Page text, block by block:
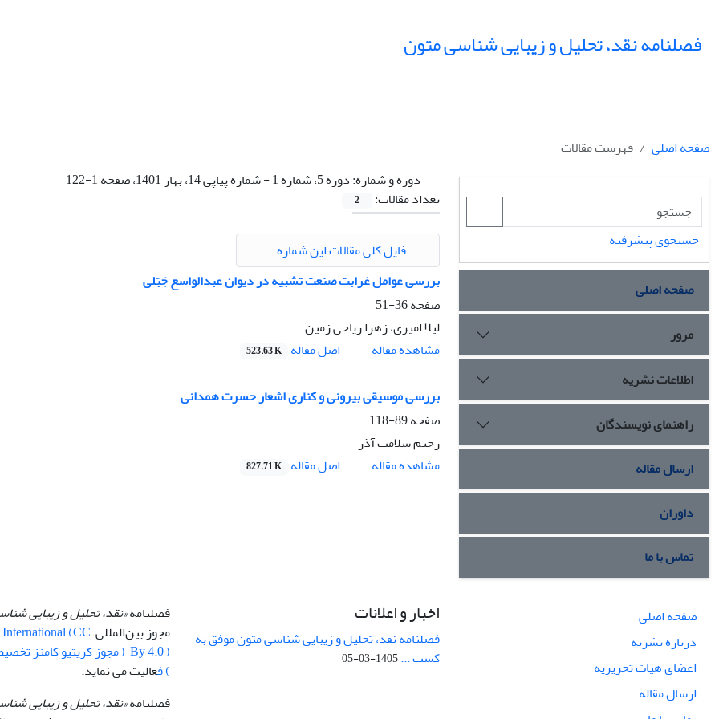
فصلنامه نقد، تحلیل و زیبایی شناسی متون
صفحه اصلی
فهرست مقالات
دوره و شماره:دوره 5، شماره 1 - شماره پیاپی 14، بهار 1401، صفحه 1-122
تعداد مقالات:
2
فایل کلی مقالات این شماره
بررسی عوامل غرابت صنعت تشبیه در دیوان عبدالواسع جَبَلی
صفحه36-51
لیلا امیری، زهرا ریاحی زمین
مشاهده مقاله
اصل مقاله 523.63 K
بررسی موسیقی بیرونی و کناری اشعار حسرت همدانی
صفحه89-118
رحیم سلامت آذر
مشاهده مقاله
اصل مقاله 827.71 K
جستجوی پیشرفته
صفحه اصلی
مرور
اطلاعات نشریه
راهنمای نویسندگان
ارسال مقاله
داوران
تماس با ما
صفحه اصلی
درباره نشریه
اعضای هیات تحریریه
ارسال مقاله
اخبار و اعلانات
فصلنامه نقد، تحلیل و زیبایی شناسی متون موفق به
کسب ...1405-03-05
فصلنامه«نقد، تحلیل و زیبایی
مجوز بین‌المللی (CC
) فعالیت می نماید.
فصلنامه«نقد، تحلیل و زیبایی